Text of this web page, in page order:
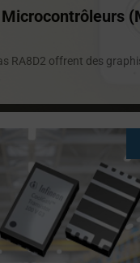
RA8D2 offrent des